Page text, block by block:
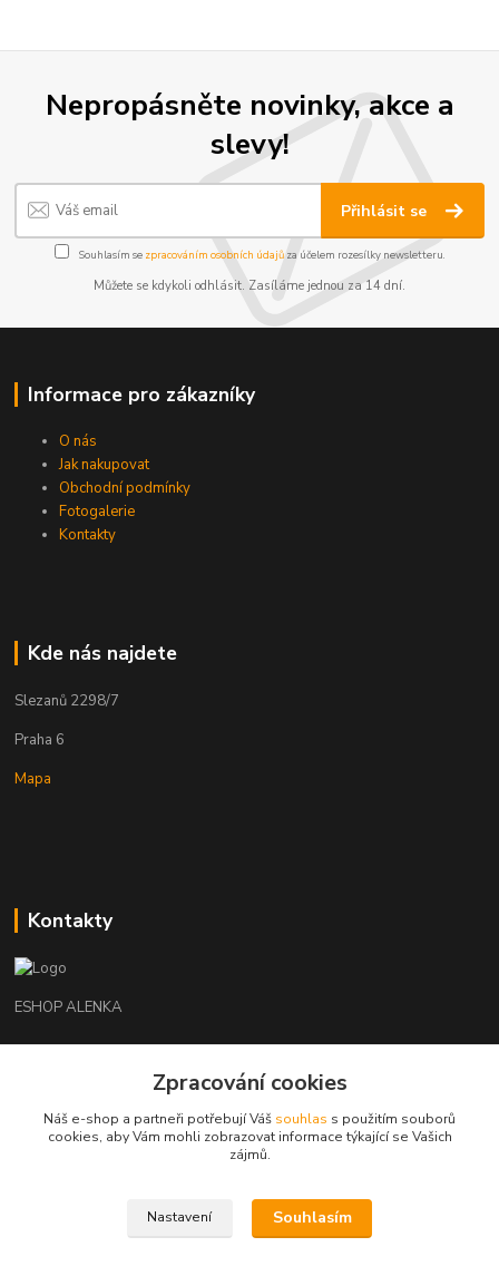
Nepropásněte novinky, akce a
slevy!
Přihlásit se
Souhlasím se zpracováním osobních údajůza účelem rozesílky newsletteru.
Můžete se kdykoli odhlásit. Zasíláme jednou za 14 dní.
Informace pro zákazníky
O nás
Jak nakupovat
Obchodní podmínky
Fotogalerie
Kontakty
Kde nás najdete
Slezanů 2298/7
Praha 6
Mapa
Kontakty
ESHOP ALENKA
+420602541312
orechovka@inmes.cz
Zpracování cookies
Náš e-shop a partneři potřebují Váš souhlas s použitím souborů
cookies, aby Vám mohli zobrazovat informace týkající se Vašich
zájmů.
Nastavení Souhlasím